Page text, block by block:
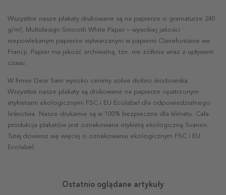
Wszystkie nasze plakaty drukowane są na papierze o gramaturze 240
g/m², Multidesign Smooth White Paper – wysokiej jakości
niepowlekanym papierze wytwarzanym w papierni Clairefontaine we
Francji. Papier ma jakość archiwalną, tzn. nie żółknie wraz z upływem
czasu.
W firmie Dear Sam wysoko cenimy sobie dobro środowiska.
Wszystkie nasze plakaty są drukowane na papierze opatrzonym
etykietami ekologicznymi FSC i EU Ecolabel dla odpowiedzialnego
leśnictwa. Nasze drukarnie są w 100% bezpieczne dla klimatu. Cała
produkcja plakatów jest oznakowana etykietą ekologiczną Svanen.
Tutaj dowiesz się więcej o oznakowaniu ekologicznym FSC i EU
Ecolabel.
Ostatnio oglądane artykuły